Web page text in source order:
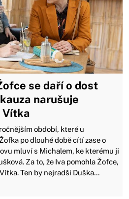
se daří o dost
narušuje
Vítka
období, které u
po dlouhé době cítí zase o
mluví s Michalem, ke kterému ji
Za to, že Iva pomohla Žofce,
Ten by nejradši Duška...